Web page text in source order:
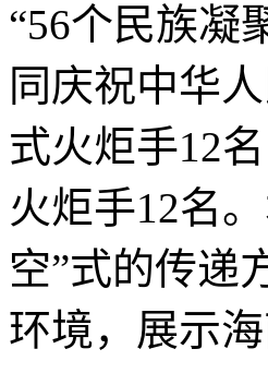
“56个民族凝
同庆祝中华
式火炬手12
火炬手12名
空”式的传递
环境，展示